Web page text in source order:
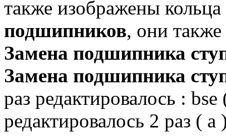
также изображены
подшипников, они также
Замена подшипника
Замена подшипника
раз редактировалось :
редактировалось 2 раз ( а